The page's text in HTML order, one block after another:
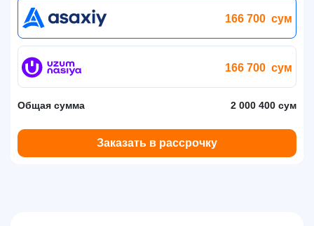
166 700 сум
166 700 сум
Общая сумма 2 000 400 сум
Заказать в рассрочку